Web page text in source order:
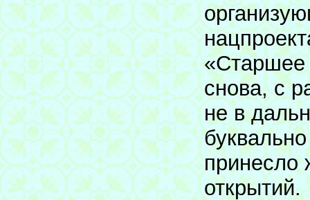
«Старшее
снова, с
не в
принесло
открытий.